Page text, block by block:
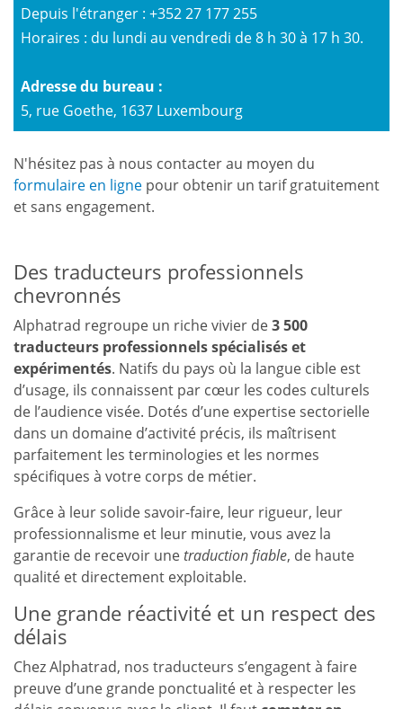
Depuis l'étranger : +352 27 177 255
Horaires : du lundi au vendredi de 8 h 30 à 17 h 30.
Adresse du bureau :
5, rue Goethe, 1637 Luxembourg
N'hésitez pas à nous contacter au moyen du
formulaire en ligne pour obtenir un tarif gratuitement
et sans engagement.
Des traducteurs professionnels
chevronnés
Alphatrad regroupe un riche vivier de3 500
traducteurs professionnels spécialisés et
expérimentés. Natifs du pays où la langue cible est
d’usage, ils connaissent par cœur les codes culturels
de l’audience visée. Dotés d’une expertise sectorielle
dans un domaine d’activité précis, ils maîtrisent
parfaitement les terminologies et les normes
spécifiques à votre corps de métier.
Grâce à leur solide savoir-faire, leur rigueur, leur
professionnalisme et leur minutie, vous avez la
garantie de recevoir unetraduction fiable, de haute
qualité et directement exploitable.
Une grande réactivité et un respect des
délais
Chez Alphatrad, nos traducteurs s’engagent à faire
preuve d’une grande ponctualité et à respecter les